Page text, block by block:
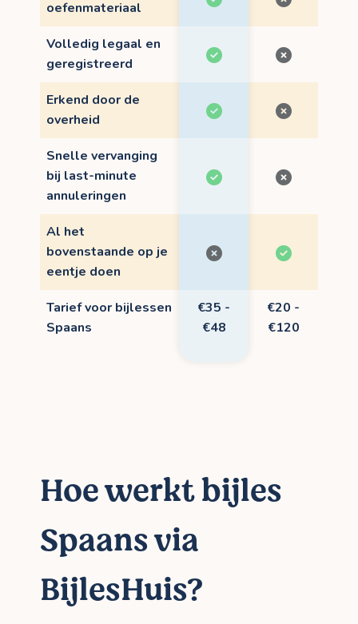
oefenmateriaal
Volledig legaal en
geregistreerd
Erkend door de
overheid
Snelle vervanging
bij last-minute
annuleringen
Al het
bovenstaande op je
eentje doen
Tarief voor bijlessen
Spaans
€35 -
€48
€20 -
€120
Hoe werkt bijles
Spaans via
BijlesHuis?